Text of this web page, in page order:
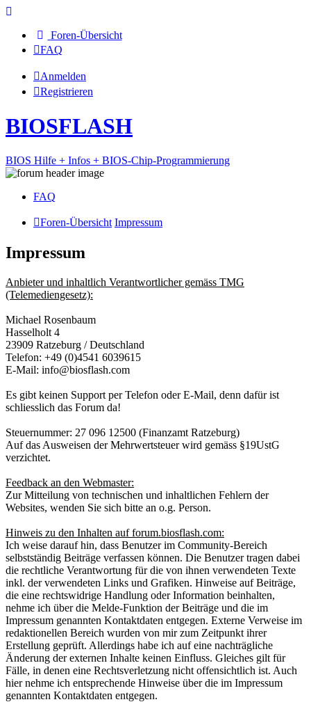
Foren-Übersicht
FAQ
Anmelden
Registrieren
BIOSFLASH
BIOS Hilfe + Infos + BIOS-Chip-Programmierung
FAQ
Foren-Übersicht Impressum
Impressum
Anbieter und inhaltlich Verantwortlicher gemäss TMG
(Telemediengesetz):
Michael Rosenbaum
Hasselholt 4
23909 Ratzeburg / Deutschland
Telefon: +49 (0)4541 6039615
E-Mail: info@biosflash.com
Es gibt keinen Support per Telefon oder E-Mail, denn dafür ist
schliesslich das Forum da!
Steuernummer: 27 096 12500 (Finanzamt Ratzeburg)
Auf das Ausweisen der Mehrwertsteuer wird gemäss §19UstG
verzichtet.
Feedback an den Webmaster:
Zur Mitteilung von technischen und inhaltlichen Fehlern der
Websites, wenden Sie sich bitte an o.g. Person.
Hinweis zu den Inhalten auf forum.biosflash.com:
Ich weise darauf hin, dass Benutzer im Community-Bereich
selbstständig Beiträge verfassen können. Die Benutzer tragen dabei
die rechtliche Verantwortung für die von ihnen verwendeten Texte
inkl. der verwendeten Links und Grafiken. Hinweise auf Beiträge,
die eine rechtswidrige Handlung oder Information beinhalten,
nehme ich über die Melde-Funktion der Beiträge und die im
Impressum genannten Kontaktdaten entgegen. Externe Verweise im
redaktionellen Bereich wurden von mir zum Zeitpunkt ihrer
Erstellung geprüft. Allerdings habe ich auf eine nachträgliche
Änderung der externen Inhalte keinen Einfluss. Gleiches gilt für
Fälle, in denen eine Rechtsverletzung nicht offensichtlich ist. Auch
hier nehme ich entsprechende Hinweise über die im Impressum
genannten Kontaktdaten entgegen.